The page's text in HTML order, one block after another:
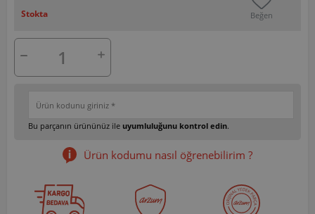
Stokta
Beğen
Bu parçanın ürününüz ile uyumluluğunu kontrol edin.
Ürün kodumu nasıl öğrenebilirim ?